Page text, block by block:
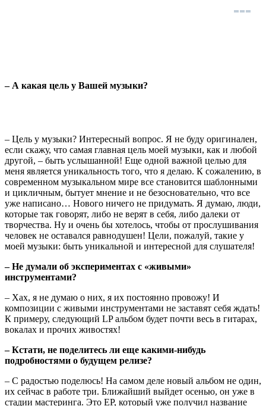
– А какая цель у Вашей музыки?
– Цель у музыки? Интересный вопрос. Я не буду оригинален,
если скажу, что самая главная цель моей музыки, как и любой
другой, – быть услышанной! Еще одной важной целью для
меня является уникальность того, что я делаю. К сожалению, в
современном музыкальном мире все становится шаблонными
и цикличным, бытует мнение и не безосновательно, что все
уже написано… Нового ничего не придумать. Я думаю, люди,
которые так говорят, либо не верят в себя, либо далеки от
творчества. Ну и очень бы хотелось, чтобы от прослушивания
человек не оставался равнодушен! Цели, пожалуй, такие у
моей музыки: быть уникальной и интересной для слушателя!
– Не думали об экспериментах с «живыми»
инструментами?
– Хах, я не думаю о них, я их постоянно провожу! И
композиции с живыми инструментами не заставят себя ждать!
К примеру, следующий LP альбом будет почти весь в гитарах,
вокалах и прочих живостях!
– Кстати, не поделитесь ли еще какими-нибудь
подробностями о будущем релизе?
– С радостью поделюсь! На самом деле новый альбом не один,
их сейчас в работе три. Ближайший выйдет осенью, он уже в
стадии мастеринга. Это EP, который уже получил название